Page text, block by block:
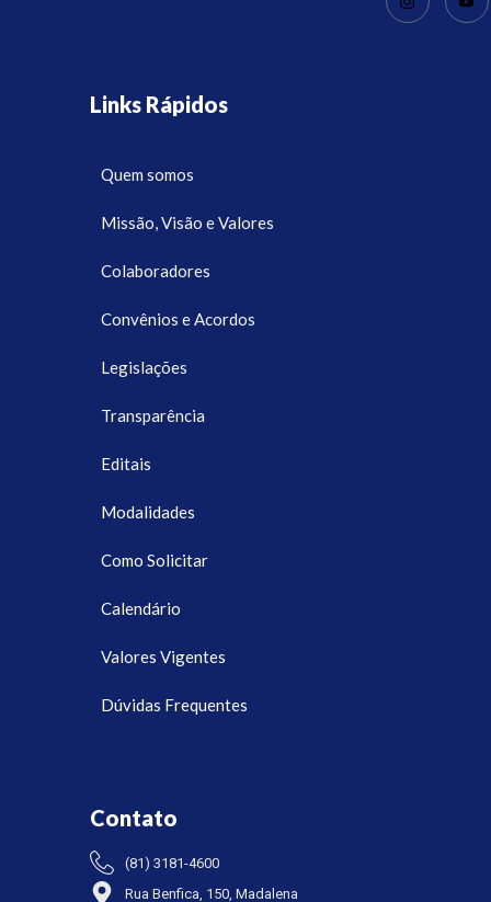
Links Rápidos
Quem somos
Missão, Visão e Valores
Colaboradores
Convênios e Acordos
Legislações
Transparência
Editais
Modalidades
Como Solicitar
Calendário
Valores Vigentes
Dúvidas Frequentes
Contato
(81) 3181-4600
Rua Benfica, 150, Madalena